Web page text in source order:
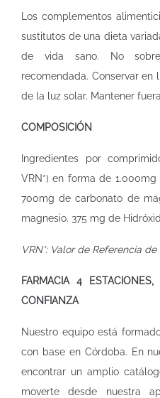
Los complementos
sustitutos de una dieta
de vida sano. No
recomendada. Conservar
de la luz solar. Mantener
COMPOSICIÓN
Ingredientes por
VRN*) en forma de
700mg de carbonato de
magnesio. 375 mg de
VRN*: Valor de Referencia
FARMACIA 4
CONFIANZA
Nuestro equipo está
con base en Córdoba. En
encontrar un amplio
moverte desde nuestra